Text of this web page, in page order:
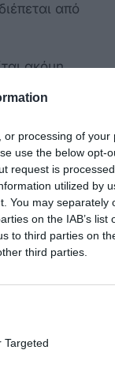
processing of your
use the below opt-
request is
utilized by
You may separately
on the IAB’s list
to third parties on
third parties.
Targeted
από
ακόμη
και
για
(!!!)
πολιτών
που